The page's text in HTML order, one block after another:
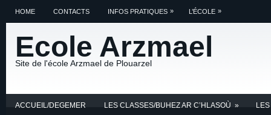
HOME CONTACTS INFOS PRATIQUES » L’ÉCOLE »
Ecole Arzmael
Site de l'école Arzmael de Plouarzel
ACCUEIL/DEGEMER LES CLASSES/BUHEZ AR C’HLASOÙ »